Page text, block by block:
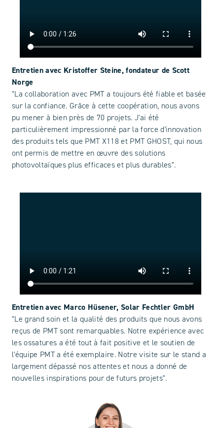
Entretien avec Kristoffer Steine, fondateur de Scott
Norge
"La collaboration avec PMT a toujours été fiable et basée
sur la confiance. Grâce à cette coopération, nous avons
pu mener à bien près de 70 projets. J'ai été
particulièrement impressionné par la force d'innovation
des produits tels que PMT X118 et PMT GHOST, qui nous
ont permis de mettre en œuvre des solutions
photovoltaïques plus efficaces et plus durables".
Entretien avec Marco Hüsener, Solar Fechtler GmbH
"Le grand soin et la qualité des produits que nous avons
reçus de PMT sont remarquables. Notre expérience avec
les ossatures a été tout à fait positive et le soutien de
l'équipe PMT a été exemplaire. Notre visite sur le stand a
largement dépassé nos attentes et nous a donné de
nouvelles inspirations pour de futurs projets".